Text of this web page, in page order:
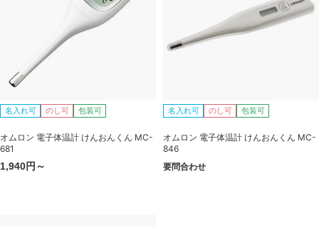
名入れ可 のし可 包装可
オムロン 電子体温計 けんおんくん MC-
681
1,940円～
名入れ可 のし可 包装可
オムロン 電子体温計 けんおんくん MC-
846
要問合わせ